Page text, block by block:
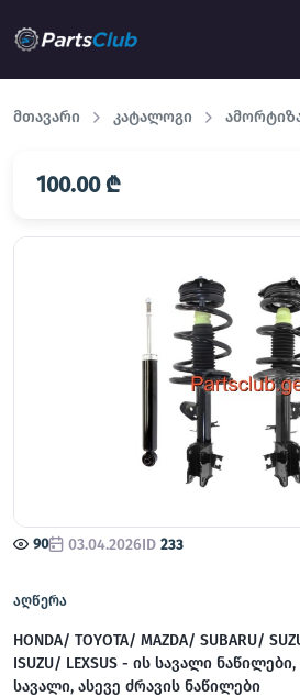
მთავარი კატალოგი
100.00 ₾
90 03.04.2026ID 233
აღწერა
HONDA/ TOYOTA/ MAZDA/ SUBARU/
ISUZU/ LEXSUS - ის სავალი
სავალი, ასევე ძრავის ნაწილები